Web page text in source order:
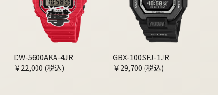
DW-5600AKA-4JR
￥22,000 (税込)
GBX-100SFJ-1JR
￥29,700 (税込)